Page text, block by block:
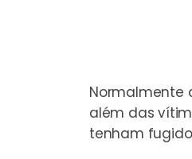
Normalmente
além das
tenham